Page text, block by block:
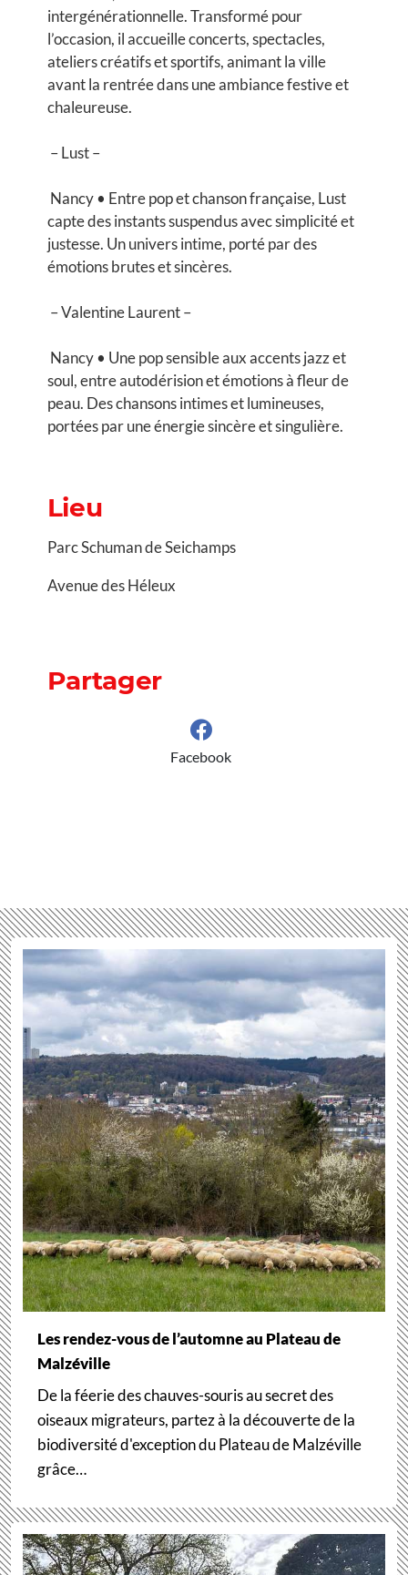
intergénérationnelle. Transformé pour
l’occasion, il accueille concerts, spectacles,
ateliers créatifs et sportifs, animant la ville
avant la rentrée dans une ambiance festive et
chaleureuse.
– Lust –
Nancy • Entre pop et chanson française, Lust
capte des instants suspendus avec simplicité et
justesse. Un univers intime, porté par des
émotions brutes et sincères.
– Valentine Laurent –
Nancy • Une pop sensible aux accents jazz et
soul, entre autodérision et émotions à fleur de
peau. Des chansons intimes et lumineuses,
portées par une énergie sincère et singulière.
Lieu
Parc Schuman de Seichamps
Avenue des Héleux
Partager
Facebook
Les rendez-vous de l’automne au Plateau de
Malzéville
De la féerie des chauves-souris au secret des
oiseaux migrateurs, partez à la découverte de la
biodiversité d'exception du Plateau de Malzéville
grâce…